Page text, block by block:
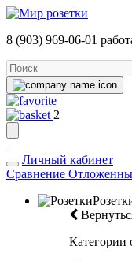
8 (903) 969-06-01
2
Личный кабинет
Сравнение
Категории